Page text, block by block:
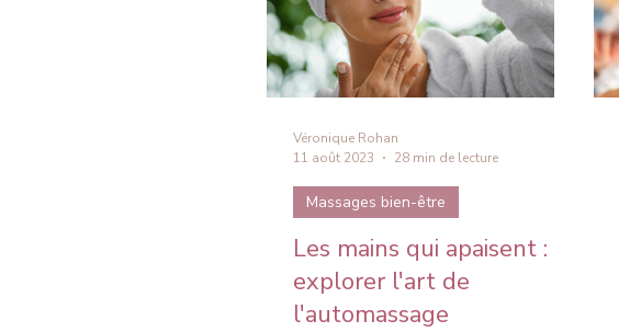
Les mains qui apaisent :
explorer l'art de
l'automassage
Massages bien-être
Véronique Rohan
11 août 2023
28 min de lecture